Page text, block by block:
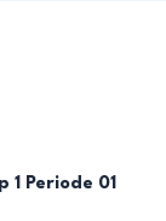
1 Periode 01